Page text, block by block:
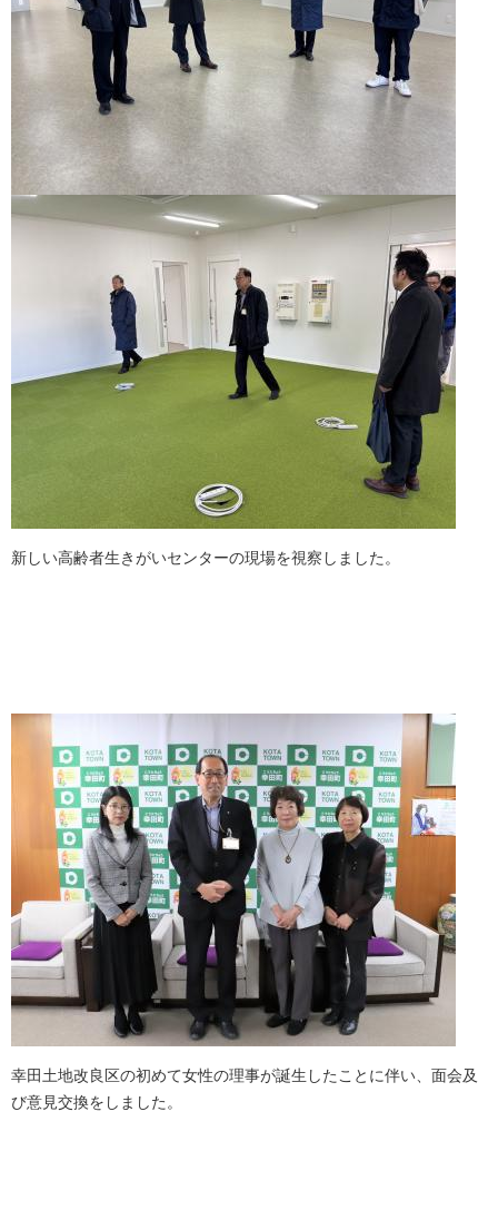
新しい高齢者生きがいセンターの現場を視察しました。
幸田土地改良区の初めて女性の理事が誕生したことに伴い、面会及
び意見交換をしました。